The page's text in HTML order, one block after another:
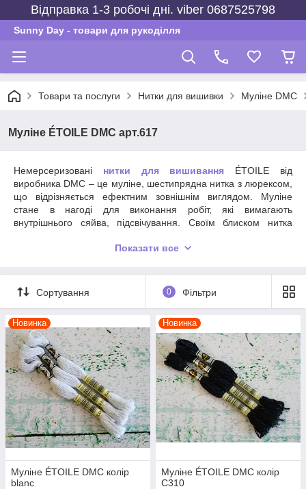
Відправка 1-3 робочі дні. viber 0687525798
Sunny Day - товари для рукоділля
Товари та послуги Нитки для вишивки Муліне DMC
Муліне ÉTOILE DMC арт.617
Немерсеризовані нитки для вишивання ÉTOILE від
виробника DMC – це муліне, шестипрядна нитка з люрексом,
що відрізняється ефектним зовнішнім виглядом. Муліне
стане в нагоді для виконання робіт, які вимагають
внутрішнього сяйва, підсвічування. Своїм блиском нитка
Показати все
Сортування 0 Фільтри
Новинка
Муліне ÉTOILE DMC колір
blanc
Новинка
Муліне ÉTOILE DMC колір
C310